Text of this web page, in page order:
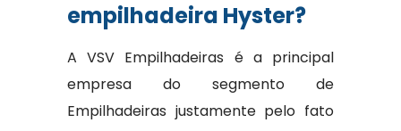
empilhadeira Hyster?
A VSV Empilhadeiras é a principal
empresa do segmento de
Empilhadeiras justamente pelo fato